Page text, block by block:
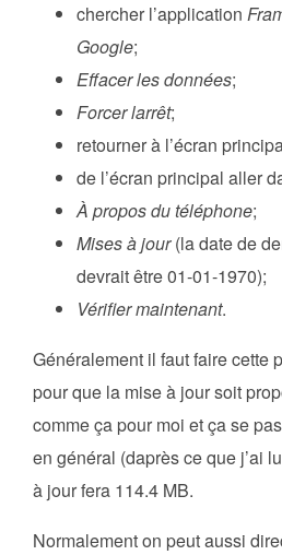
chercher l’application
Google;
Effacer les données;
Forcer larrêt;
retourner à l’écran
de l’écran principal aller
À propos du téléphone;
Mises à jour(la date de
devrait être 01-01-1970);
Vérifier maintenant.
Généralement il faut faire cette
pour que la mise à jour soit
comme ça pour moi et ça se
en général (daprès ce que j’ai
à jour fera 114.4 MB.
Normalement on peut aussi